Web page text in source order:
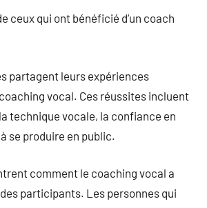
ceux qui ont bénéficié d’un coach
partagent leurs expériences
vocal. Ces réussites incluent
technique vocale, la confiance en
se produire en public.
comment le coaching vocal a
participants. Les personnes qui